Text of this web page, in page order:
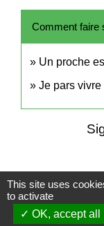
Comment faire
Un proche
Je pars
This site uses
to activate
OK, accept all